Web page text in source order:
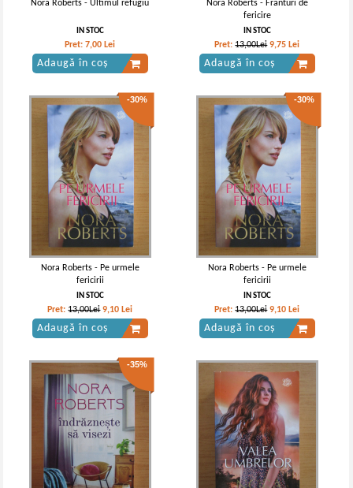
Nora Roberts - Ultimul refugiu
IN STOC
Pret:7,00 Lei
Adaugă în coș
Nora Roberts - Franturi de
fericire
IN STOC
Pret:13,00Lei 9,75 Lei
Adaugă în coș
-30%
Nora Roberts - Pe urmele
fericirii
IN STOC
Pret:13,00Lei 9,10 Lei
Adaugă în coș
-30%
Nora Roberts - Pe urmele
fericirii
IN STOC
Pret:13,00Lei 9,10 Lei
Adaugă în coș
-35%